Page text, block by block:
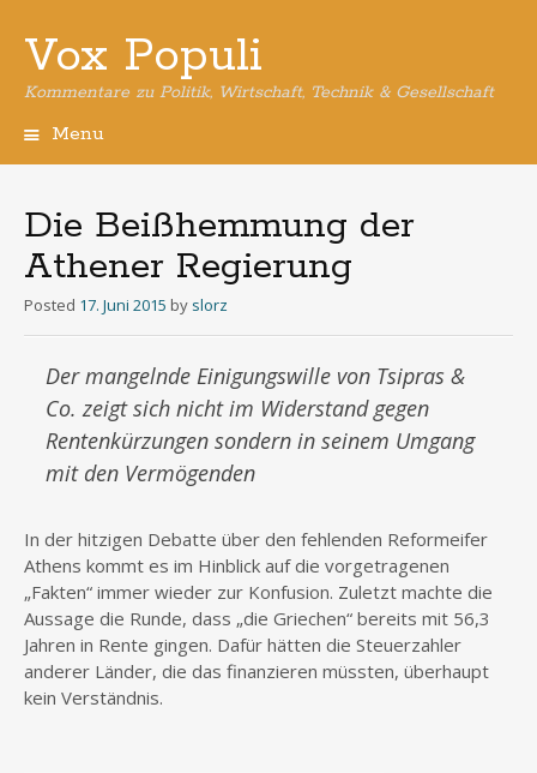
Vox Populi
Kommentare zu Politik, Wirtschaft, Technik & Gesellschaft
Menu
Die Beißhemmung der
Athener Regierung
Posted 17. Juni 2015 by slorz
Der mangelnde Einigungswille von Tsipras &
Co. zeigt sich nicht im Widerstand gegen
Rentenkürzungen sondern in seinem Umgang
mit den Vermögenden
In der hitzigen Debatte über den fehlenden Reformeifer
Athens kommt es im Hinblick auf die vorgetragenen
„Fakten“ immer wieder zur Konfusion. Zuletzt machte die
Aussage die Runde, dass „die Griechen“ bereits mit 56,3
Jahren in Rente gingen. Dafür hätten die Steuerzahler
anderer Länder, die das finanzieren müssten, überhaupt
kein Verständnis.